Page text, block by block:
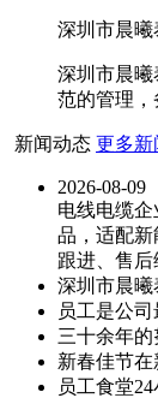
深圳市晨曦
深圳市晨
范的管理，
新闻动态 更多新
2026-08-09
电线电缆
品，适配
跟进、售
深圳市晨曦
员工是公
三十余年的
新春佳节在
员工食堂